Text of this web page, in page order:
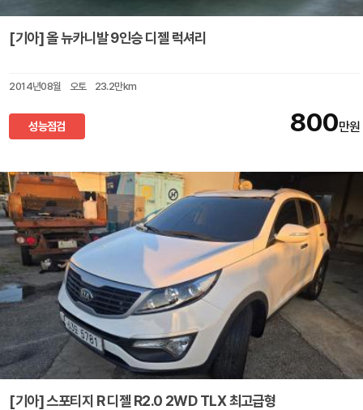
[기아] 올 뉴카니발 9인승 디젤 럭셔리
2014년08월 오토 23.2만km
성능점검 800만원
[기아] 스포티지 R 디젤 R2.0 2WD TLX 최고급형